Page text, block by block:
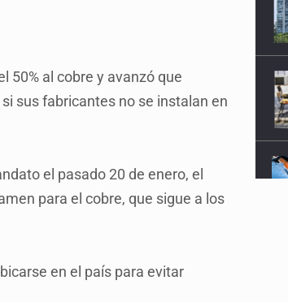
50% al cobre y avanzó que
sus fabricantes no se instalan en
el pasado 20 de enero, el
para el cobre, que sigue a los
en el país para evitar